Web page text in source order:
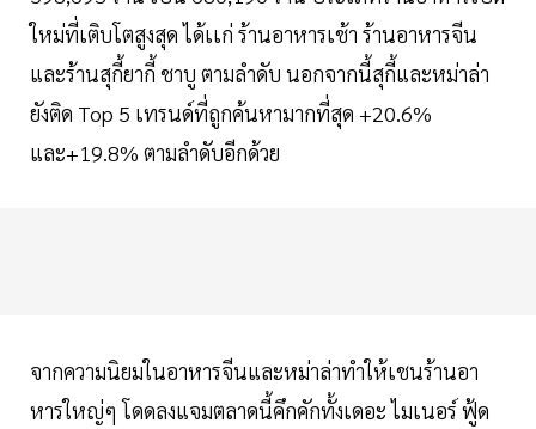
ใหม่ที่เติบโตสูงสุด ได้เเก่ ร้านอาหารเช้า ร้านอาหารจีน
และร้านสุกี้ยากี้ ชาบู ตามลำดับ นอกจากนี้สุกี้และหม่าล่า
ยังติด Top 5 เทรนด์ที่ถูกค้นหามากที่สุด +20.6%
และ+19.8% ตามลำดับอีกด้วย
จากความนิยมในอาหารจีนและหม่าล่าทำให้เชนร้านอา
หารใหญ่ๆ โดดลงแจมตลาดนี้คึกคักทั้งเดอะ ไมเนอร์ ฟู้ด